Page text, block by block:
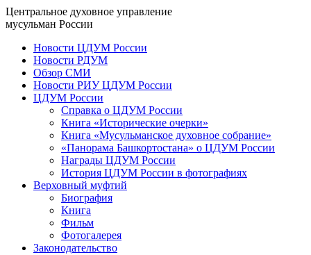
Центральное духовное управление
мусульман России
Новости ЦДУМ России
Новости РДУМ
Обзор СМИ
Новости РИУ ЦДУМ России
ЦДУМ России
Справка о ЦДУМ России
Книга «Исторические очерки»
Книга «Мусульманское духовное собрание»
«Панорама Башкортостана» о ЦДУМ России
Награды ЦДУМ России
История ЦДУМ России в фотографиях
Верховный муфтий
Биография
Книга
Фильм
Фотогалерея
Законодательство